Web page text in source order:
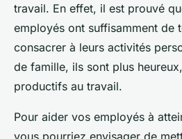
travail. En effet, il est prouvé
employés ont suffisamment de
consacrer à leurs activités
de famille, ils sont plus
productifs au travail.
Pour aider vos employés à